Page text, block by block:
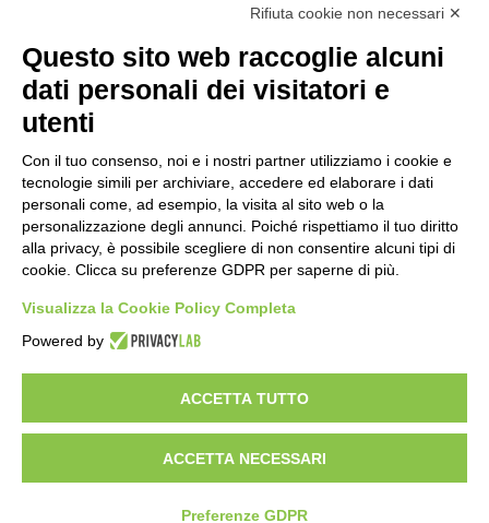
Amministrazione Trasparente
Privacy Policy
Dichiarazione di accessibilitàObiettivi di accessibilità
Seguici su:
Indirizzo:Via Gaetano Donizetti 30, Collegno
Centralino:0114053925 Email: toic8cg002@istruzione.it
Posta elettronica certificata (PEC):toic8cg002@pec.istruzione.it
Codice fiscale: 95641450010
Codice Indice delle Pubbliche Amministrazioni (IPA): D0ZZDV0V
Codice unico di fatturazione (CUF): FJDH3Z
Copyright 2023 © ISTITUTO COMPRENSIVO "GUGLIELMO MARCONI" |
PEC: TOIC8CG002@pec.istruzione.it
Idea e progetto di Designers Italia
Rifiuta cookie non necessari ✕
Questo sito web raccoglie alcuni
dati personali dei visitatori e
utenti
Con il tuo consenso, noi e i nostri partner utilizziamo i cookie e
tecnologie simili per archiviare, accedere ed elaborare i dati
personali come, ad esempio, la visita al sito web o la
personalizzazione degli annunci. Poiché rispettiamo il tuo diritto
alla privacy, è possibile scegliere di non consentire alcuni tipi di
cookie. Clicca su preferenze GDPR per saperne di più.
Visualizza la Cookie Policy Completa
Powered by
ACCETTA TUTTO
ACCETTA NECESSARI
Preferenze GDPR